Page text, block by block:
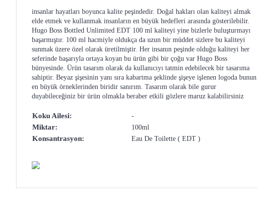
insanlar hayatları boyunca kalite peşindedir. Doğal hakları olan kaliteyi almak
elde etmek ve kullanmak insanların en büyük hedefleri arasında gösterilebilir.
Hugo Boss Bottled Unlimited EDT 100 ml kaliteyi yine bizlerle buluşturmayı
başarmıştır. 100 ml hacmiyle oldukça da uzun bir müddet sizlere bu kaliteyi
sunmak üzere özel olarak üretilmiştir. Her insanın peşinde olduğu kaliteyi her
seferinde başarıyla ortaya koyan bu ürün gibi bir çoğu var Hugo Boss
bünyesinde. Ürün tasarım olarak da kullanıcıyı tatmin edebilecek bir tasarıma
sahiptir. Beyaz şişesinin yanı sıra kabartma şeklinde şişeye işlenen logoda bunun
en büyük örneklerinden biridir sanırım. Tasarım olarak bile gurur
duyabileceğiniz bir ürün olmakla beraber etkili gözlere maruz kalabilirsiniz
Koku Ailesi: -
Miktar: 100ml
Konsantrasyon: Eau De Toilette ( EDT )